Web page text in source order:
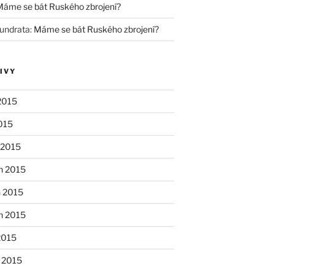
se bát Ruského zbrojení?
: Máme se bát Ruského zbrojení?
2015
2015
2015
2015